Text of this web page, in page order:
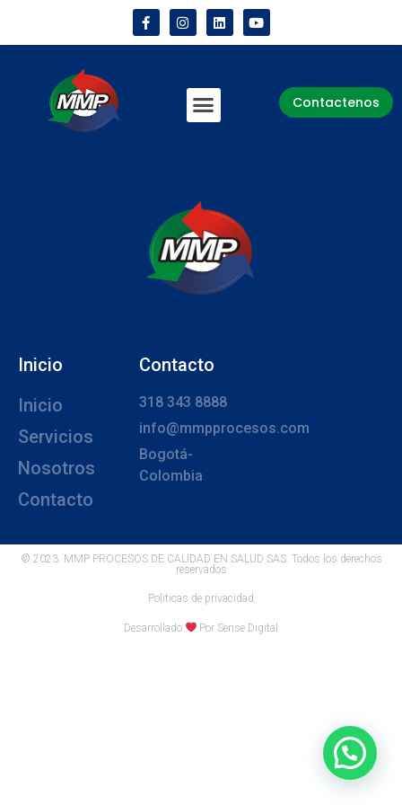
Contactenos
Inicio
Inicio
Servicios
Nosotros
Contacto
Contacto
318 343 8888
info@mmpprocesos.com
Bogotá-
Colombia
© 2023. MMP PROCESOS DE CALIDAD EN SALUD SAS. Todos los derechos
reservados
Politicas de privacidad
Desarrollado Por Sense Digital